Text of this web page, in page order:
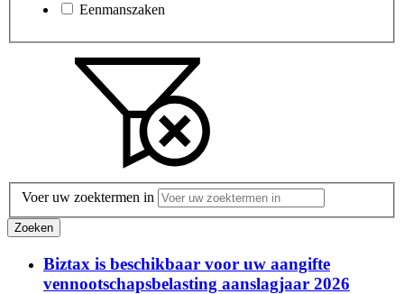
Eenmanszaken
Voer uw zoektermen in
Zoeken
Biztax is beschikbaar voor uw aangifte
vennootschapsbelasting aanslagjaar 2026